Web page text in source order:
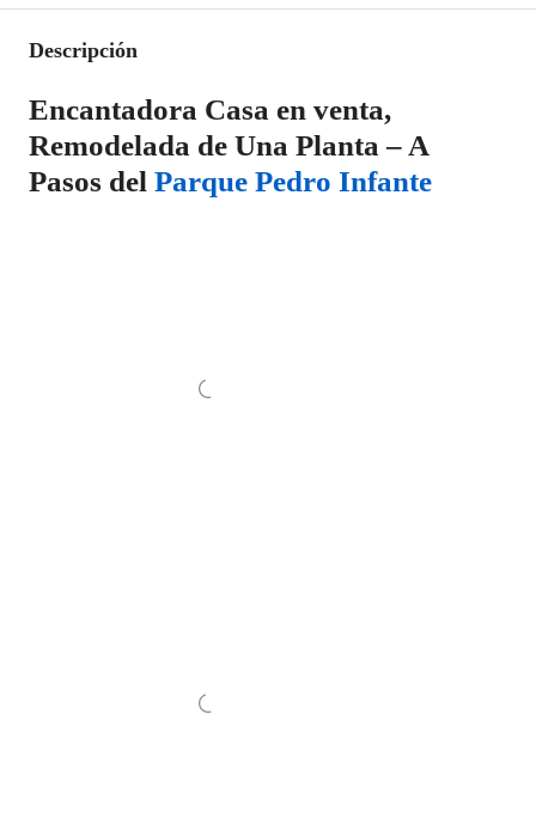
Descripción
Encantadora Casa en venta,
Remodelada de Una Planta – A
Pasos del Parque Pedro Infante